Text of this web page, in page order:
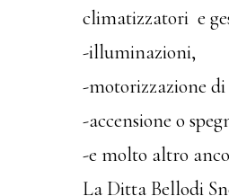
climatizzatori e
-illuminazioni,
-motorizzazione
-accensione o
-e molto altro
La Ditta Bellodi